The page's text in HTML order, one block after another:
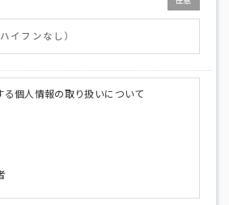
る個人情報の取り扱いについて